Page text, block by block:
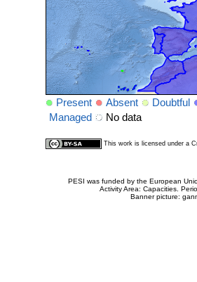
Present Absent Doubtful
Managed
No data
This work is licensed under a
PESI was funded by the European
Activity Area: Capacities.
Banner picture: